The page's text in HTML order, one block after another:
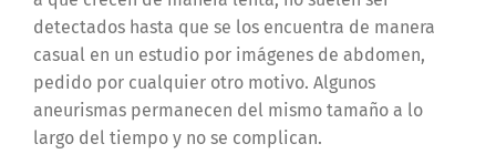
detectados hasta que se los encuentra de manera
casual en un estudio por imágenes de abdomen,
pedido por cualquier otro motivo. Algunos
aneurismas permanecen del mismo tamaño a lo
largo del tiempo y no se complican.